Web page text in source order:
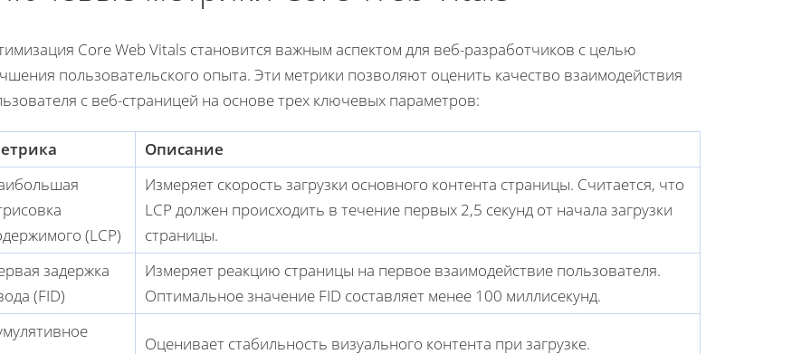
Core Web Vitals становится важным аспектом для веб-разработчиков с целью
пользовательского опыта. Эти метрики позволяют оценить качество взаимодействия
с веб-страницей на основе трех ключевых параметров:
Описание
(LCP)
Измеряет скорость загрузки основного контента страницы. Считается, что
LCP должен происходить в течение первых 2,5 секунд от начала загрузки
страницы.
задержка
(FID)
Измеряет реакцию страницы на первое взаимодействие пользователя.
Оптимальное значение FID составляет менее 100 миллисекунд.
Оценивает стабильность визуального контента при загрузке.